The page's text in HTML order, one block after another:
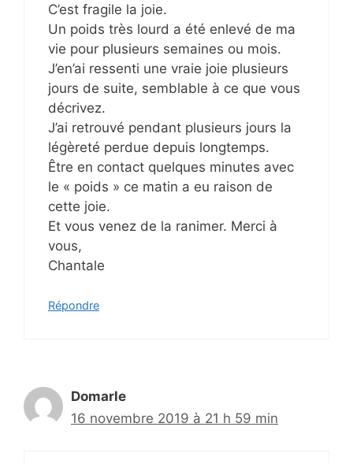
C’est fragile la joie.
Un poids très lourd a été enlevé de ma
vie pour plusieurs semaines ou mois.
J’en’ai ressenti une vraie joie plusieurs
jours de suite, semblable à ce que vous
décrivez.
J’ai retrouvé pendant plusieurs jours la
légèreté perdue depuis longtemps.
Être en contact quelques minutes avec
le « poids » ce matin a eu raison de
cette joie.
Et vous venez de la ranimer. Merci à
vous,
Chantale
Répondre
Domarle
16 novembre 2019 à 21 h 59 min